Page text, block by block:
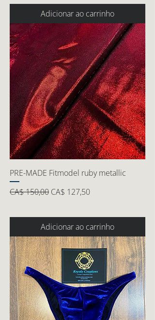
Adicionar ao carrinho
PRE-MADE Fitmodel ruby metallic
Preço normal
CA$ 150,00 Preço promocional
CA$ 127,50
Adicionar ao carrinho